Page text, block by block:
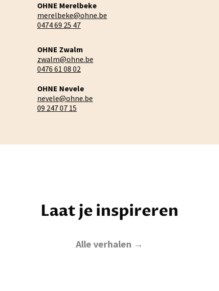
OHNE Merelbeke
merelbeke@ohne.be
0474 69 25 47
OHNE Zwalm
zwalm@ohne.be
0476 61 08 02
OHNE Nevele
nevele@ohne.be
09 247 07 15
Laat je inspireren
Alle verhalen →